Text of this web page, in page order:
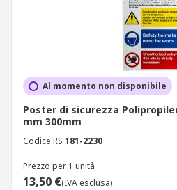
Al momento non disponibile
Poster di sicurezza
mm 300mm
Codice RS 181-2230
Prezzo per 1 unità
13,50 €(IVA esclusa)